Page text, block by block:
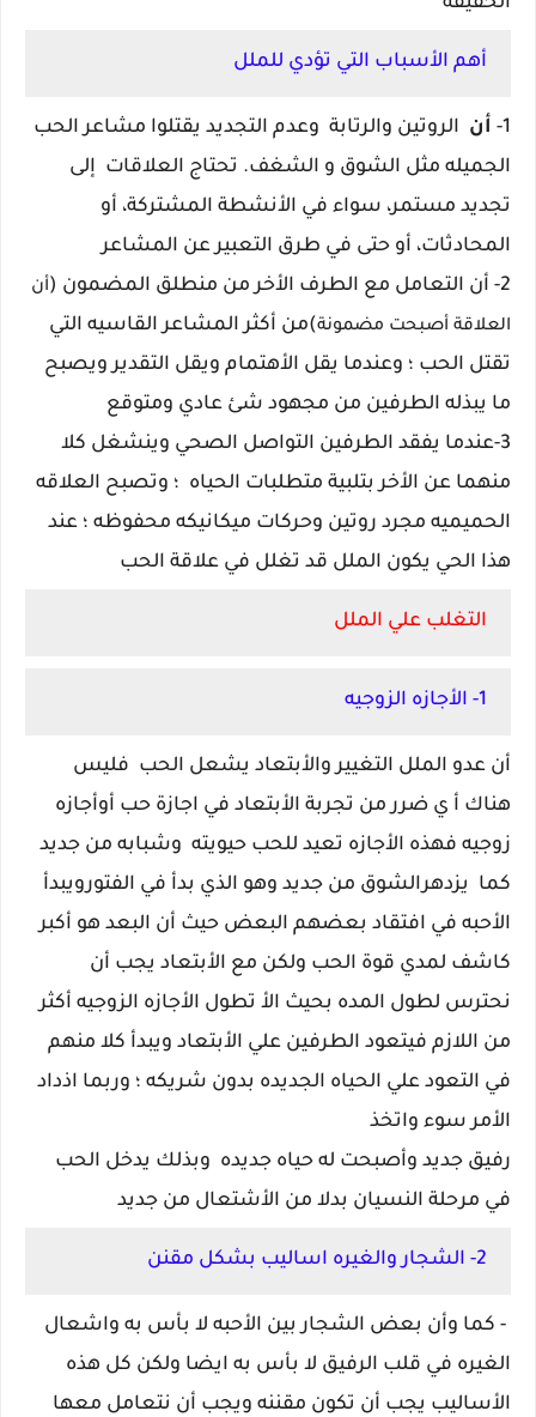
أهم الأسباب التي تؤدي للملل
1- أن الروتين والرتابة وعدم التجديد يقتلوا مشاعر الحب
الجميله مثل الشوق و الشغف. تحتاج العلاقات إلى
تجديد مستمر، سواء في الأنشطة المشتركة، أو
المحادثات، أو حتى في طرق التعبير عن المشاعر
2- أن التعامل مع الطرف الأخر من منطلق المضمون (
أن
العلاقة أصبحت مضمونة)من أكثر المشاعر القاسيه التي
تقتل الحب ؛ وعندما يقل الأهتمام ويقل التقدير ويصبح
ما يبذله الطرفين من مجهود شئ عادي ومتوقع
3-عندما يفقد الطرفين التواصل الصحي وينشغل كلا
منهما عن الأخر بتلبية متطلبات الحياه ؛ وتصبح العلاقه
الحميميه مجرد روتين وحركات ميكانيكه محفوظه ؛ عند
هذا الحي يكون الملل قد تغلل في علاقة الحب
التغلب علي الملل
1- الأجازه الزوجيه
أن عدو الملل التغيير والأبتعاد يشعل الحب فليس
هناك أ ي ضرر من تجربة الأبتعاد في اجازة حب أوأجازه
زوجيه فهذه الأجازه تعيد للحب حيويته وشبابه من جديد
كما يزدهرالشوق من جديد وهو الذي بدأ في الفتورويبدأ
الأحبه في افتقاد بعضهم البعض حيث أن البعد هو أكبر
كاشف لمدي قوة الحب ولكن مع الأبتعاد يجب أن
نحترس لطول المده بحيث الأ تطول الأجازه الزوجيه أكثر
من اللازم فيتعود الطرفين علي الأبتعاد ويبدأ كلا منهم
في التعود علي الحياه الجديده بدون شريكه ؛ وربما اذداد
الأمر سوء واتخذ
رفيق جديد وأصبحت له حياه جديده وبذلك يدخل الحب
في مرحلة النسيان بدلا من الأشتعال من جديد
2- الشجار والغيره اساليب بشكل مقنن
- كما وأن بعض الشجار بين الأحبه لا بأس به واشعال
الغيره في قلب الرفيق لا بأس به ايضا ولكن كل هذه
الأساليب يجب أن تكون مقننه ويجب أن نتعامل معها